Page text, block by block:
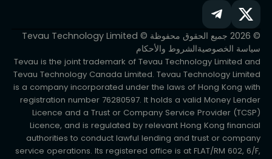
© 2026 جميع الحقوق محفوظة © Tevau Technology Limited
سياسة الخصوصيةالشروط والأحكام
Tevau is the joint trademark of Tevau Technology Limited and
Tevau Technology Canada Limited. Tevau Technology Limited
is a company incorporated under the laws of Hong Kong with
registration number 76280597. It holds a valid Money Lender
Licence and a Trust or Company Service Provider (TCSP)
Licence, and is regulated by relevant Hong Kong financial
authorities to conduct lawful lending and trust or company
service operations. Its registered office is at FLAT/RM 602, 6/F,